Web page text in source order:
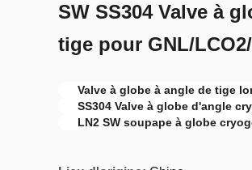
SW SS304 Valve à
tige pour GNL/
Valve à globe à angle de tige
SS304 Valve à globe d'angle
LN2 SW soupape à globe